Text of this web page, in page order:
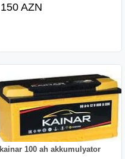
150 AZN
kainar 100 ah akkumulyator